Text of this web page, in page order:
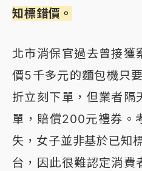
知標錯價。
北市消保官過去曾接獲
價5千多元的麵包機只
折立刻下單，但業者隔
單，賠償200元禮券。
失，女子並非基於已知
台，因此很難認定消費